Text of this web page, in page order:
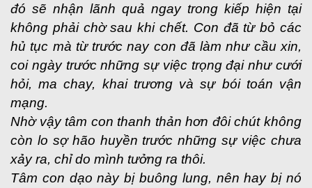
đó sẽ nhận lãnh quả ngay trong kiếp hiện tại
không phải chờ sau khi chết. Con đã từ bỏ các
hủ tục mà từ trước nay con đã làm như cầu xin,
coi ngày trước những sự việc trọng đại như cưới
hỏi, ma chay, khai trương và sự bói toán vận
mạng.
Nhờ vậy tâm con thanh thản hơn đôi chút không
còn lo sợ hão huyền trước những sự việc chưa
xảy ra, chỉ do mình tưởng ra thôi.
Tâm con dạo này bị buông lung, nên hay bị nó